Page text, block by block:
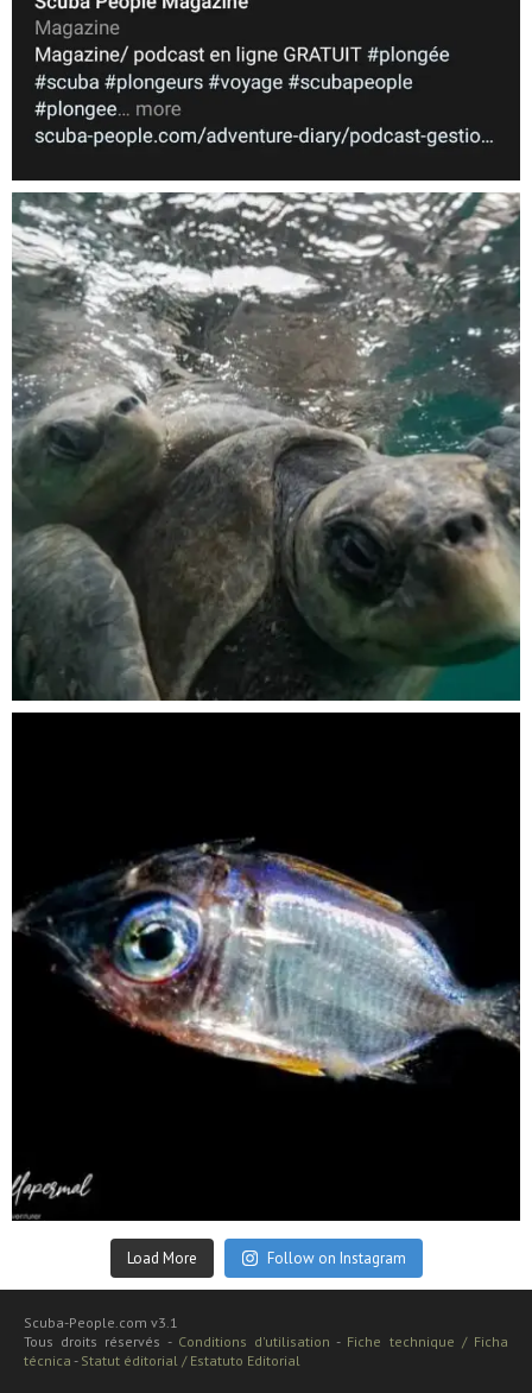
Nov 5
scuba_people_magazine
Sep 24
Load More Follow on Instagram
Scuba-People.com v3.1
Tous droits réservés - Conditions d'utilisation - Fiche technique / Ficha
técnica - Statut éditorial / Estatuto Editorial